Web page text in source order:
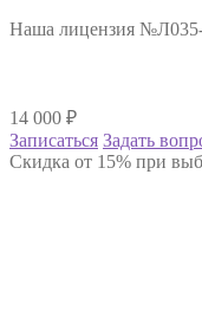
Наша лицензия №Л035-
14 000 ₽
Записаться Задать
Скидка от 15% при